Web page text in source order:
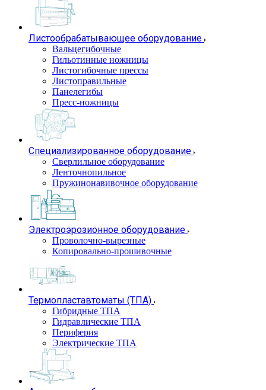
Листообрабатывающее оборудование
Вальцегибочные
Гильотинные ножницы
Листогибочные прессы
Листоправильные
Панелегибы
Пресс-ножницы
Специализированное оборудование
Сверлильное оборудование
Ленточнопильное
Пружинонавивочное оборудование
Электроэрозионное оборудование
Проволочно-вырезные
Копировально-прошивочные
Термопластавтоматы (ТПА)
Гибридные ТПА
Гидравлические ТПА
Периферия
Электрические ТПА